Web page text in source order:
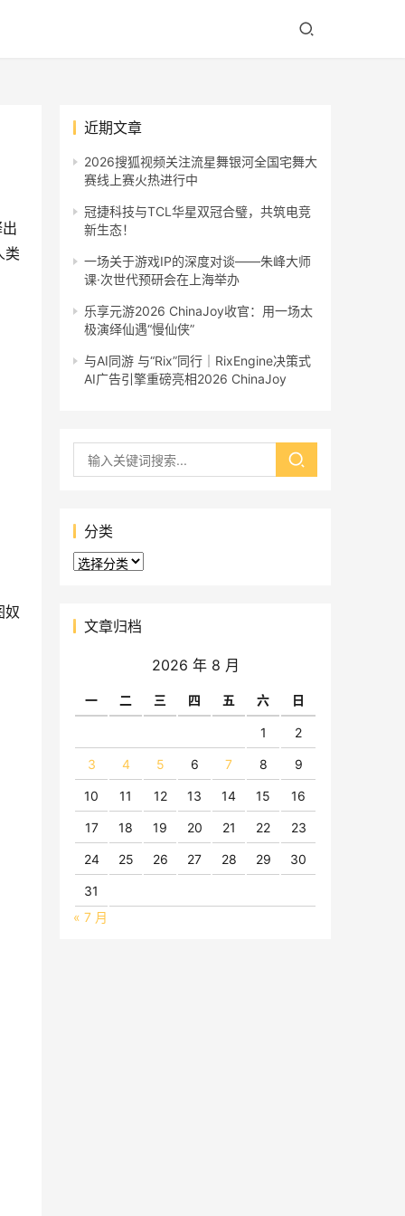
类
奴
近期文章
2026搜狐视频关注流星舞银河全国宅舞大
赛线上赛火热进行中
冠捷科技与TCL华星双冠合璧，共筑电竞
新生态！
一场关于游戏IP的深度对谈——朱峰大师
课·次世代预研会在上海举办
乐享元游2026 ChinaJoy收官：用一场太
极演绎仙遇“慢仙侠”
与AI同游 与“Rix”同行｜RixEngine决策式
AI广告引擎重磅亮相2026 ChinaJoy
分类
分
文章归档
2026 年 8 月
一 二 三 四 五 六 日
1 2
3 4 5 6 7 8 9
10 11 12 13 14 15 16
17 18 19 20 21 22 23
24 25 26 27 28 29 30
31
« 7 月